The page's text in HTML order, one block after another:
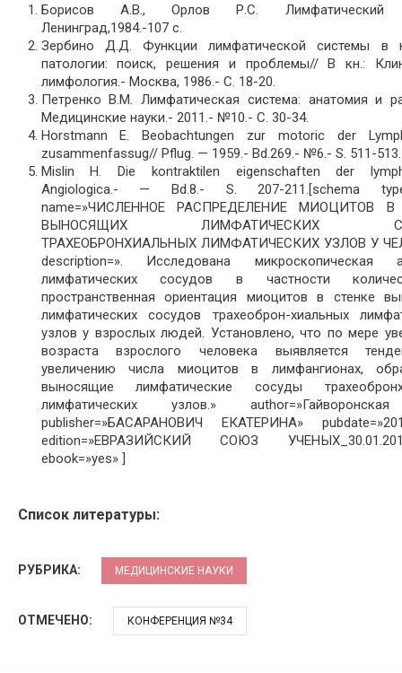
Борисов А.В., Орлов Р.С. Лимфатический
Ленинград,1984.-107 с.
Зербино Д.Д. Функции лимфатической системы в
патологии: поиск, решения и проблемы// В кн.:
лимфология.- Москва, 1986.- С. 18-20.
Петренко В.М. Лимфатическая система: анатомия и
Медицинские науки.- 2011.- №10.- С. 30-34.
Horstmann E. Beobachtungen zur motoric der
zusammenfassug// Pflug. — 1959.- Bd.269.- №6.- S. 511-513.
Mislin H. Die kontraktilen eigenschaften der
Angiologica.- — Bd.8.- S. 207-211.[schema
name=»ЧИСЛЕННОЕ РАСПРЕДЕЛЕНИЕ МИОЦИТОВ В
ВЫНОСЯЩИХ ЛИМФАТИЧЕСКИХ
ТРАХЕОБРОНХИАЛЬНЫХ ЛИМФАТИЧЕСКИХ УЗЛОВ У
description=». Исследована микроскопическая
лимфатических сосудов в частности
пространственная ориентация миоцитов в стенке
лимфатических сосудов трахеоброн-хиальных
узлов у взрослых людей. Установлено, что по мере
возраста взрослого человека выявляется
увеличению числа миоцитов в лимфангионах,
выносящие лимфатические сосуды
лимфатических узлов.»
publisher=»БАСАРАНОВИЧ ЕКАТЕРИНА»
edition=»ЕВРАЗИЙСКИЙ СОЮЗ
ebook=»yes» ]
Список литературы:
РУБРИКА: МЕДИЦИНСКИЕ НАУКИ
ОТМЕЧЕНО: КОНФЕРЕНЦИЯ №34